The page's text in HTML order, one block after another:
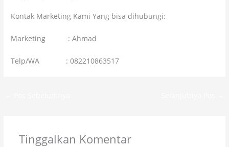
Kontak Marketing Kami Yang bisa dihubungi:
Marketing : Ahmad
Telp/WA : 082210863517
Tinggalkan Komentar